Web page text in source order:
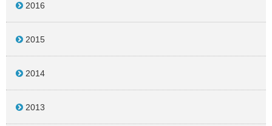
2016
2015
2014
2013